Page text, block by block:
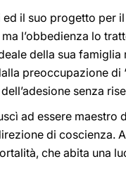
il suo progetto per
l’obbedienza lo
della sua
preoccupazione di
senza
ad essere
di coscienza.
che abita una